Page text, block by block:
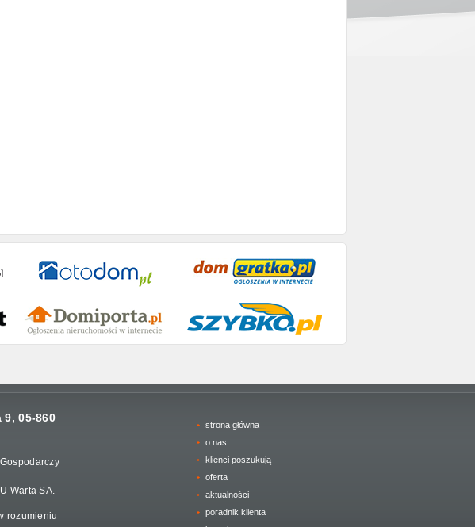
9, 05-860
Warta SA.
rozumieniu
strona główna
o nas
klienci poszukują
oferta
aktualności
poradnik klienta